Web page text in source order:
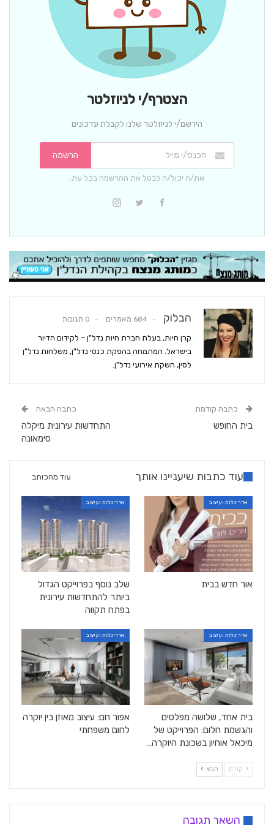
הצטרף/י לניוזלטר
הירשם/י לניוזלטר שלנו לקבלת עדכונים
הרשמה
את/ה יכול/ה לבטל את ההרשמה בכל עת.
הבלוק 684 מאמרים 0 תגובות
קרן חיות, בעלת חברת חיות נדל"ן – לקידום הדיור
בישראל. המתמחה בהפקת כנסי נדל"ן, משלחות נדל"ן
לסין, השקת אירועי נדל"ן.
כתבה קודמת
בית החופש
כתבה הבאה
התחדשות עירונית מיקלה
סימאונה
עוד כתבות שיעניינו אותך עוד מהכותב
אדריכלות ועיצוב
אור חדש בבית
אדריכלות ועיצוב
שלב נוסף בפרוייקט הגדול
ביותר להתחדשות עירונית
בפתח תקווה
אדריכלות ועיצוב
בית אחד, שלושה מפלסים
והגשמת חלום: הפרוייקט של
מיכאל אוחיון בשכונת היוקרה…
אדריכלות ועיצוב
אפור חם: עיצוב מאוזן בין יוקרה
לחום משפחתי
קודם הבא
השאר תגובה